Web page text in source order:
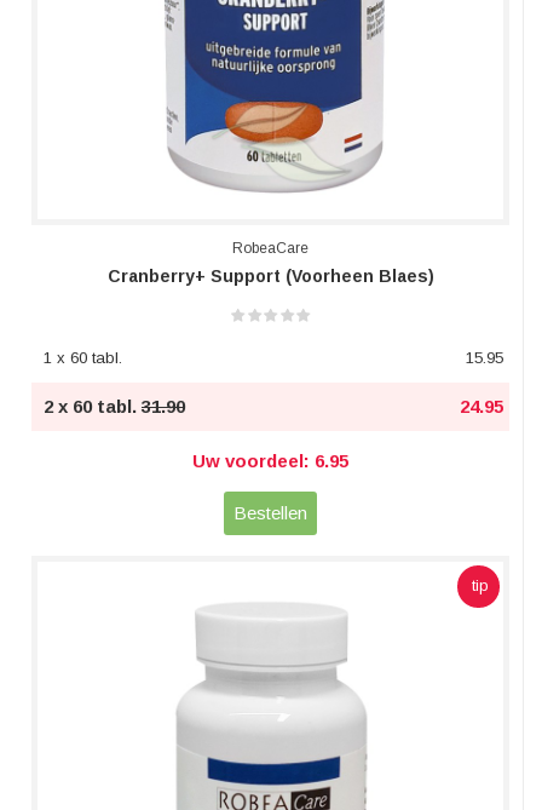
RobeaCare
Cranberry+ Support (voorheen Blaes)
1 x 60 tabl. 15.95
2 x 60 tabl. 31.90 24.95
Uw voordeel: 6.95
Bestellen
tip